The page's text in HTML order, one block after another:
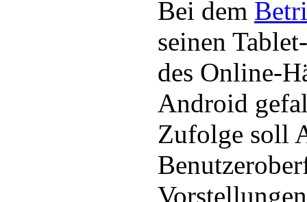
Bei dem
seinen
des Online-
Android
Zufolge soll